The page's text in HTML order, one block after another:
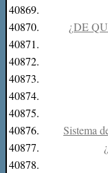
40869.
40870.
¿DE
40871.
40872.
40873.
40874.
40875.
40876.
Sistema
40877.
40878.